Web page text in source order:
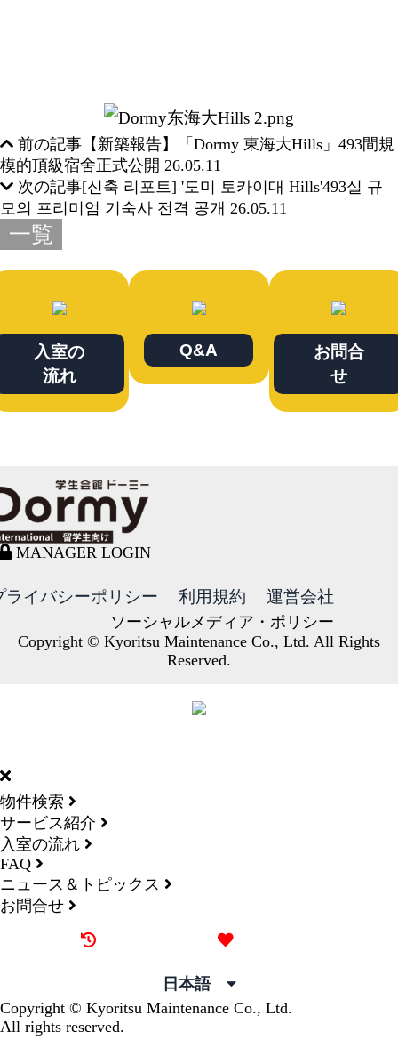
前の記事 【新築報告】「Dormy 東海大Hills」493間規
模的頂級宿舍正式公開 26.05.11
次の記事[신축 리포트] '도미 토카이대 Hills'493실 규
모의 프리미엄 기숙사 전격 공개 26.05.11
一覧
入室の
流れ
Q&A
お問合
せ
MANAGER LOGIN
ライバシーポリシー 利用規約 運営会社
ソーシャルメディア・ポリシー
Copyright © Kyoritsu Maintenance Co., Ltd. All Rights
Reserved.
物件検索
サービス紹介
入室の流れ
FAQ
ニュース＆トピックス
お問合せ
日本語
Copyright © Kyoritsu Maintenance Co., Ltd.
All rights reserved.